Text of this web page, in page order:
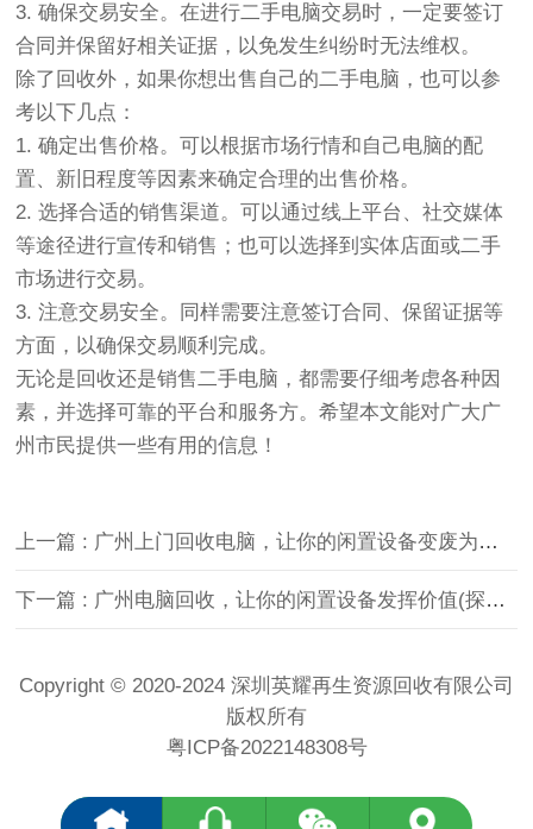
3. 确保交易安全。在进行二手电脑交易时，一定要签订
合同并保留好相关证据，以免发生纠纷时无法维权。
除了回收外，如果你想出售自己的二手电脑，也可以参
考以下几点：
1. 确定出售价格。可以根据市场行情和自己电脑的配
置、新旧程度等因素来确定合理的出售价格。
2. 选择合适的销售渠道。可以通过线上平台、社交媒体
等途径进行宣传和销售；也可以选择到实体店面或二手
市场进行交易。
3. 注意交易安全。同样需要注意签订合同、保留证据等
方面，以确保交易顺利完成。
无论是回收还是销售二手电脑，都需要仔细考虑各种因
素，并选择可靠的平台和服务方。希望本文能对广大广
州市民提供一些有用的信息！
上一篇 : 广州上门回收电脑，让你的闲置设备变废为宝！(专业回收团队，高效服务，信誉保证，轻松解决您的电脑回收问题！)
下一篇 : 广州电脑回收，让你的闲置设备发挥价值(探索广州回收电脑市场，了解回收流程和价格 )
Copyright © 2020-2024 深圳英耀再生资源回收有限公司
版权所有
粤ICP备2022148308号